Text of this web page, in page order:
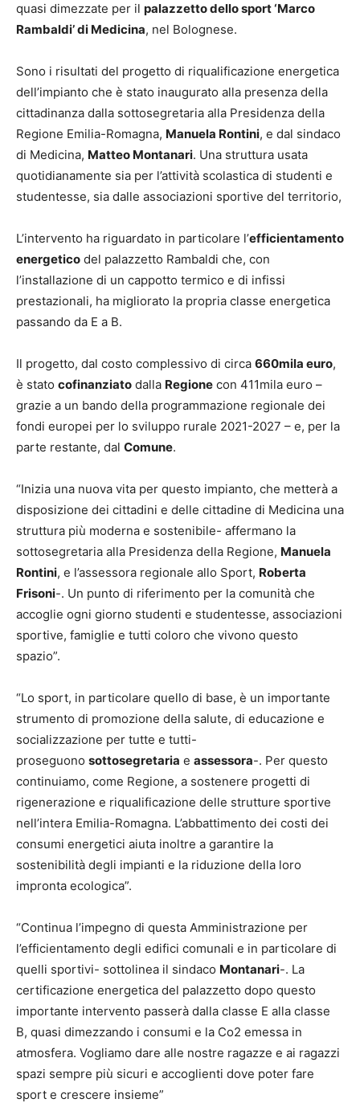
quasi dimezzate per il palazzetto dello sport ‘Marco
Rambaldi’ di Medicina, nel Bolognese.
Sono i risultati del progetto di riqualificazione energetica
dell’impianto che è stato inaugurato alla presenza della
cittadinanza dalla sottosegretaria alla Presidenza della
Regione Emilia-Romagna, Manuela Rontini, e dal sindaco
di Medicina, Matteo Montanari. Una struttura usata
quotidianamente sia per l’attività scolastica di studenti e
studentesse, sia dalle associazioni sportive del territorio,
L’intervento ha riguardato in particolare l’efficientamento
energetico del palazzetto Rambaldi che, con
l’installazione di un cappotto termico e di infissi
prestazionali, ha migliorato la propria classe energetica
passando da E a B.
Il progetto, dal costo complessivo di circa 660mila euro,
è stato cofinanziato dalla Regione con 411mila euro –
grazie a un bando della programmazione regionale dei
fondi europei per lo sviluppo rurale 2021-2027 – e, per la
parte restante, dal Comune.
“Inizia una nuova vita per questo impianto, che metterà a
disposizione dei cittadini e delle cittadine di Medicina una
struttura più moderna e sostenibile- affermano la
sottosegretaria alla Presidenza della Regione, Manuela
Rontini, e l’assessora regionale allo Sport, Roberta
Frisoni-. Un punto di riferimento per la comunità che
accoglie ogni giorno studenti e studentesse, associazioni
sportive, famiglie e tutti coloro che vivono questo
spazio”.
“Lo sport, in particolare quello di base, è un importante
strumento di promozione della salute, di educazione e
socializzazione per tutte e tutti-
proseguono sottosegretaria e assessora-. Per questo
continuiamo, come Regione, a sostenere progetti di
rigenerazione e riqualificazione delle strutture sportive
nell’intera Emilia-Romagna. L’abbattimento dei costi dei
consumi energetici aiuta inoltre a garantire la
sostenibilità degli impianti e la riduzione della loro
impronta ecologica”.
“Continua l’impegno di questa Amministrazione per
l’efficientamento degli edifici comunali e in particolare di
quelli sportivi- sottolinea il sindaco Montanari-. La
certificazione energetica del palazzetto dopo questo
importante intervento passerà dalla classe E alla classe
B, quasi dimezzando i consumi e la Co2 emessa in
atmosfera. Vogliamo dare alle nostre ragazze e ai ragazzi
spazi sempre più sicuri e accoglienti dove poter fare
sport e crescere insieme”